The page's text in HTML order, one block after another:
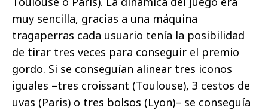
muy sencilla, gracias a una máquina
tragaperras cada usuario tenía la posibilidad
de tirar tres veces para conseguir el premio
gordo. Si se conseguían alinear tres iconos
iguales –tres croissant (Toulouse), 3 cestos de
uvas (Paris) o tres bolsos (Lyon)– se conseguía